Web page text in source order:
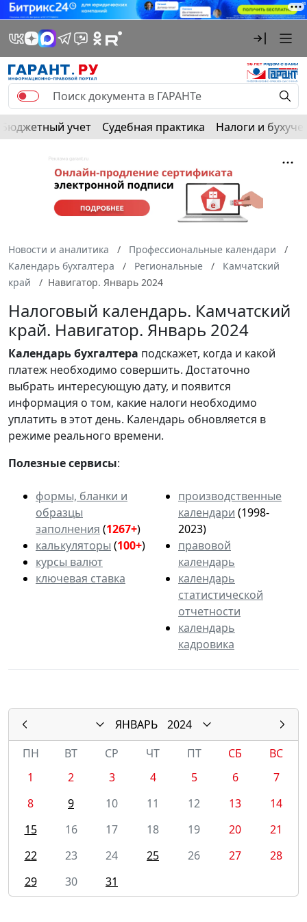
Бюджетный учет Судебная практика Налоги и
Новости и аналитика
Профессиональные календари
Календарь бухгалтера
Региональные
Камчатский
край
Навигатор. Январь 2024
Налоговый календарь. Камчатский
край. Навигатор. Январь 2024
Календарьбухгалтера подскажет, когда и какой
платеж необходимо совершить. Достаточно
выбрать интересующую дату, и появится
информация о том, какие налоги необходимо
уплатить в этот день. Календарь обновляется в
режиме реального времени.
Полезные сервисы:
формы, бланки и
образцы
заполнения (1267+)
калькуляторы (100+)
курсы валют
ключевая ставка
производственные
календари (1998-
2023)
правовой
календарь
календарь
статистической
отчетности
календарь
кадровика
ЯНВАРЬ
2024
ПН
ВТ СР ЧТ ПТ СБ
ВС
1
2 3 4 5 6
7
8
9 10 11 12 13
14
15
16 17 18 19 20
21
22
23 24 25 26 27
28
29
30 31